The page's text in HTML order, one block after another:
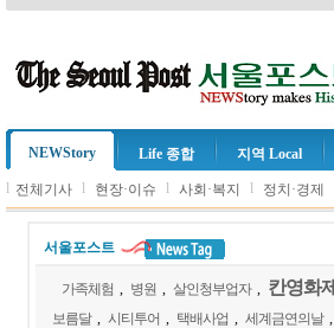
NEWStory Life 종합 지역 Local
l 전체기사 l 현장·이슈 l 사회·복지 l 정치·경제
서울포스트
가족체험 병원 살인청부업자 칸영화제
보름달
시티투어 택배사업 세계금연의날